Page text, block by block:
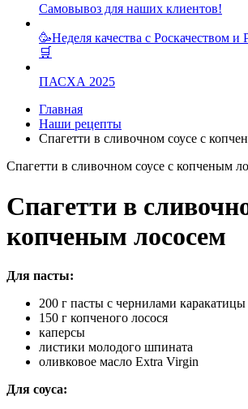
Самовывоз для наших клиентов!
🥳Неделя качества с Роскачеством
🛒
ПАСХА 2025
Главная
Наши рецепты
Спагетти в сливочном соусе с
Спагетти в сливочном соусе с копченым
Спагетти в
копченым лососем
Для пасты:
200 г пасты с чернилами каракатицы
150 г копченого лосося
каперсы
листики молодого шпината
оливковое масло Extra Virgin
Для соуса: